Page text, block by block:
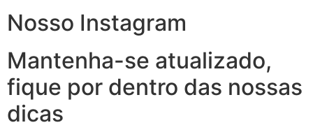
Nosso Instagram
Mantenha-se atualizado,
fique por dentro das nossas
dicas